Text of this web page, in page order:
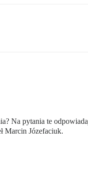
Na pytania te
Marcin Józefaciuk.